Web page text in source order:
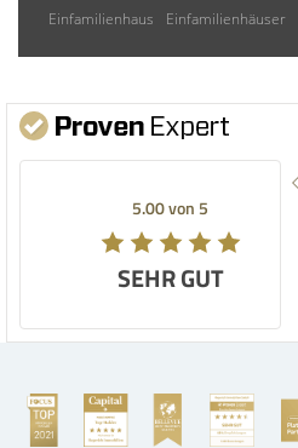
Einfamilienhaus
Einfamilienhäuser
5.00 von 5
SEHR GUT